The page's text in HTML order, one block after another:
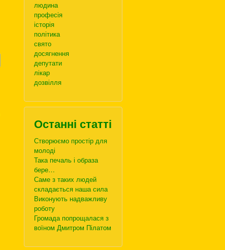
людина
професія
історія
політика
свято
досягнення
депутати
лікар
дозвілля
Останні статті
Створюємо простір для
молоді
Така печаль і образа
бере…
Саме з таких людей
складається наша сила
Виконують надважливу
роботу
Громада попрощалася з
воїном Дмитром Пілатом